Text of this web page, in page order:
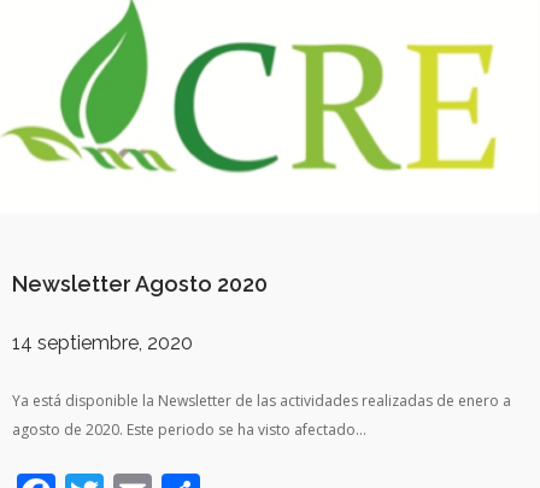
Newsletter Agosto 2020
14 septiembre, 2020
Ya está disponible la Newsletter de las actividades realizadas de enero a
agosto de 2020. Este periodo se ha visto afectado…